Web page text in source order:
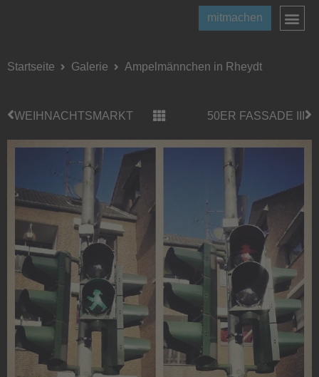
mitmachen
Startseite Galerie Ampelmännchen in Rheydt
WEIHNACHTSMARKT 50ER FASSADE III